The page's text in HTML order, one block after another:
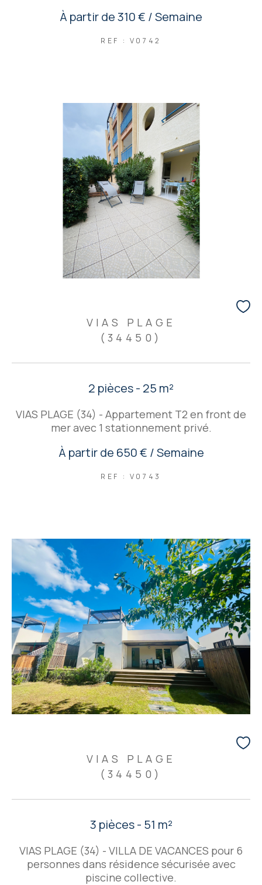
À partir de310 € / Semaine
REF : V0742
VIAS PLAGE
(34450)
2 pièces - 25 m²
VIAS PLAGE (34) - Appartement T2 en front de
mer avec 1 stationnement privé.
À partir de 650 € / Semaine
REF : V0743
VIAS PLAGE
(34450)
3 pièces - 51 m²
VIAS PLAGE (34) - VILLA DE VACANCES pour 6
personnes dans résidence sécurisée avec
piscine collective.